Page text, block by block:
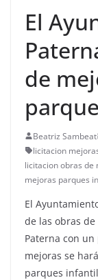
El
de
Beatriz Sambeat
licitacion
licitacion obras de
mejoras parques
El
de las obras
Paterna con
mejoras se
parques